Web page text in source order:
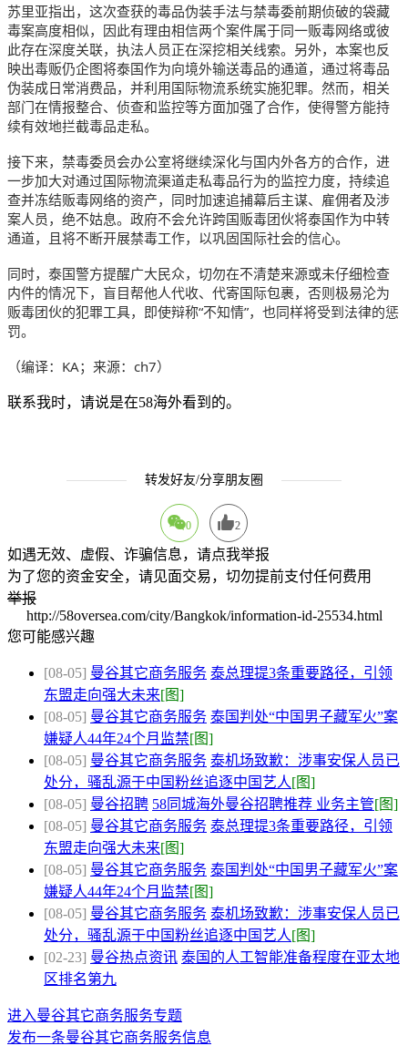
苏里亚指出，这次查获的毒品伪装手法与禁毒委前期侦破的袋藏
毒案高度相似，因此有理由相信两个案件属于同一贩毒网络或彼
此存在深度关联，执法人员正在深挖相关线索。另外，本案也反
映出毒贩仍企图将泰国作为向境外输送毒品的通道，通过将毒品
伪装成日常消费品，并利用国际物流系统实施犯罪。然而，相关
部门在情报整合、侦查和监控等方面加强了合作，使得警方能持
续有效地拦截毒品走私。
接下来，禁毒委员会办公室将继续深化与国内外各方的合作，进
一步加大对通过国际物流渠道走私毒品行为的监控力度，持续追
查并冻结贩毒网络的资产，同时加速追捕幕后主谋、雇佣者及涉
案人员，绝不姑息。政府不会允许跨国贩毒团伙将泰国作为中转
通道，且将不断开展禁毒工作，以巩固国际社会的信心。
同时，泰国警方提醒广大民众，切勿在不清楚来源或未仔细检查
内件的情况下，盲目帮他人代收、代寄国际包裹，否则极易沦为
贩毒团伙的犯罪工具，即使辩称“不知情”，也同样将受到法律的惩
罚。
（编译：KA；来源：ch7）
联系我时，请说是在58海外看到的。
转发好友/分享朋友圈
0 2
如遇无效、虚假、诈骗信息，请点我举报
为了您的资金安全，请见面交易，切勿提前支付任何费用
举报
http://58oversea.com/city/Bangkok/information-id-25534.html
您可能感兴趣
[08-05] 曼谷其它商务服务 泰总理提3条重要路径，引领
东盟走向强大未来[图]
[08-05] 曼谷其它商务服务 泰国判处“中国男子藏军火”案
嫌疑人44年24个月监禁[图]
[08-05] 曼谷其它商务服务 泰机场致歉：涉事安保人员已
处分，骚乱源于中国粉丝追逐中国艺人[图]
[08-05] 曼谷招聘 58同城海外曼谷招聘推荐 业务主管[图]
[08-05] 曼谷其它商务服务 泰总理提3条重要路径，引领
东盟走向强大未来[图]
[08-05] 曼谷其它商务服务 泰国判处“中国男子藏军火”案
嫌疑人44年24个月监禁[图]
[08-05] 曼谷其它商务服务 泰机场致歉：涉事安保人员已
处分，骚乱源于中国粉丝追逐中国艺人[图]
[02-23] 曼谷热点资讯 泰国的人工智能准备程度在亚太地
区排名第九
进入曼谷其它商务服务专题
发布一条曼谷其它商务服务信息